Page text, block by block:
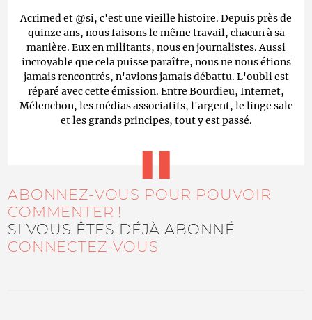
Acrimed et @si, c'est une vieille histoire. Depuis près de
quinze ans, nous faisons le même travail, chacun à sa
manière. Eux en militants, nous en journalistes. Aussi
incroyable que cela puisse paraître, nous ne nous étions
jamais rencontrés, n'avions jamais débattu. L'oubli est
réparé avec cette émission. Entre Bourdieu, Internet,
Mélenchon, les médias associatifs, l'argent, le linge sale
et les grands principes, tout y est passé.
ABONNEZ-VOUS POUR POUVOIR
COMMENTER !
SI VOUS ÊTES DÉJÀ ABONNÉ
CONNECTEZ-VOUS